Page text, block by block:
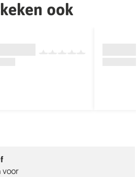
ook
voor